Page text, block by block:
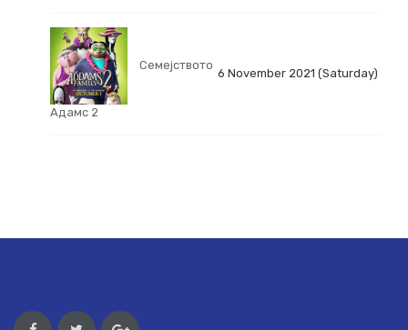
Семејството
Адамс 2
6 November 2021 (Saturday)